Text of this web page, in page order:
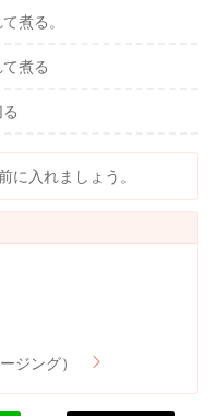
煮る。
煮る
に入れましょう。
ジング）